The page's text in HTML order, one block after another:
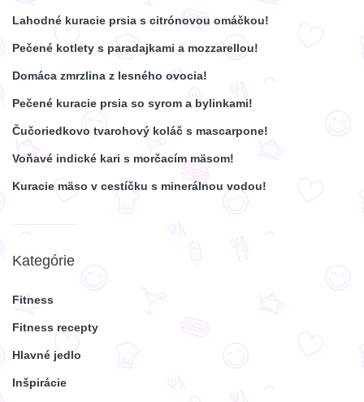
Lahodné kuracie prsia s citrónovou omáčkou!
Pečené kotlety s paradajkami a mozzarellou!
Domáca zmrzlina z lesného ovocia!
Pečené kuracie prsia so syrom a bylinkami!
Čučoriedkovo tvarohový koláč s mascarpone!
Voňavé indické kari s morčacím mäsom!
Kuracie mäso v cestíčku s minerálnou vodou!
Kategórie
Fitness
Fitness recepty
Hlavné jedlo
Inšpirácie